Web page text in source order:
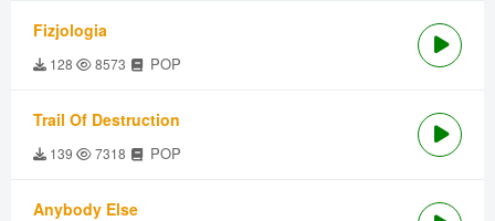
Fizjologia
128 8573 POP
Trail Of Destruction
139 7318 POP
Anybody Else